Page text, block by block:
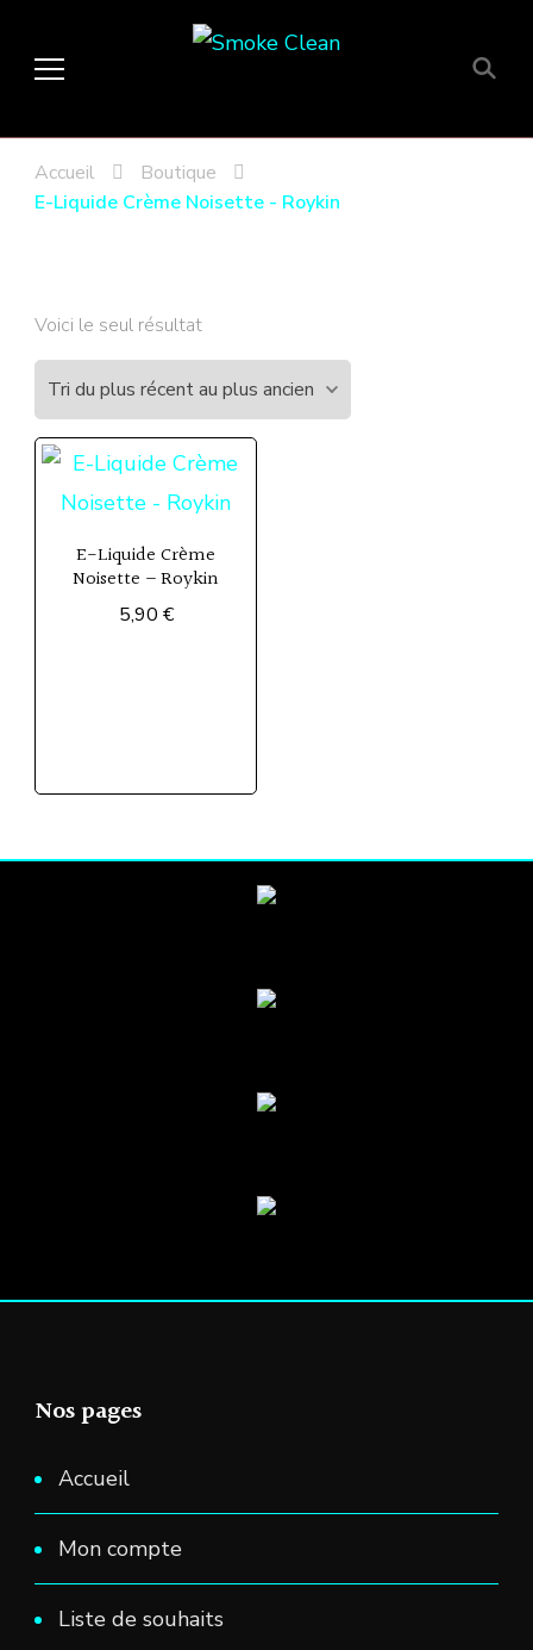
Smoke Clean
Accueil
Boutique
E-Liquide Crème Noisette - Roykin
Voici le seul résultat
E-Liquide Crème
Noisette – Roykin
5,90 €
Les
Nos pages
Accueil
Mon compte
Liste de souhaits